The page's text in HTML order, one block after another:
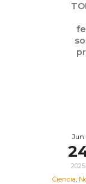
Jun
2025
Ciencia,